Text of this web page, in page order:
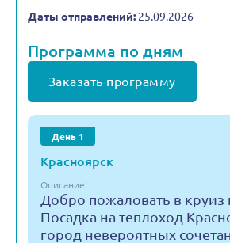
Даты отправлений: 25.09.2026
Программа по дням
Заказать программу
День 1
Красноярск
Описание:
Добро пожаловать в круиз
Посадка на теплоход
город невероятных